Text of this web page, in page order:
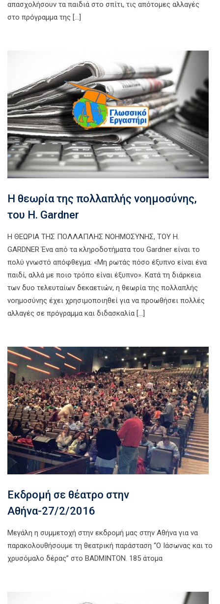
απασχολήσουν τα παιδιά στο σπίτι, τις απότομες αλλαγές
στο πρόγραμμα της […]
Η θεωρία της πολλαπλής νοημοσύνης,
του H. Gardner
Η ΘΕΩΡΙΑ ΤΗΣ ΠΟΛΛΑΠΛΗΣ ΝΟΗΜΟΣΥΝΗΣ, ΤΟΥ H.
GARDNER Ένα από τα κληροδοτήµατα του Gardner είναι το
πολύ γνωστό απόφθεγµα: «Μη ρωτάς πόσο έξυπνο είναι ένα
παιδί, αλλά µε ποιο τρόπο είναι έξυπνο». Κατά τη διάρκεια
των δυο τελευταίων δεκαετιών, η θεωρία της πολλαπλής
νοηµοσύνης έχει χρησιµοποιηθεί για να προωθήσει πολλές
αλλαγές σε πρόγραµµα και διδασκαλία […]
Εκδρομή σε θέατρο στην
Αθήνα-27/2/2016
Μεγάλη η συμμετοχή στην εκδρομή μας στην Αθήνα για να
παρακολουθήσουμε τη θεατρική παράσταση “Ο Ιάσωνας και το
χρυσόμαλο δέρας” στο BADMINTON. 185 άτομα